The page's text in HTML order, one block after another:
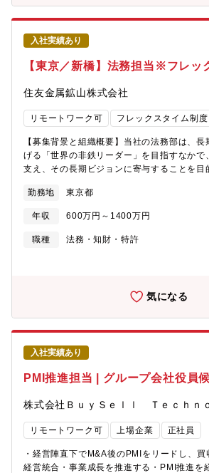
の強化に加え、AI活用、新規サービス開発、
などを通じた再成長を進めています。・各部
策は生まれている一方、それらを全社戦略・
アライアンスへ接続し、再現性ある成長モデ
能は、まだ十分に整備されていません。・現
アンは、上場企業としての事業基盤を持ちな
に向けた変革を進める「第2創業期」とも言
す。・そこで今回、経営企画機能の強化に伴
M&A/PMI・アライアンス推進機能を拡充して
ションでは、単なる企画立案やM&A実務に留
ートナーとして現場・事業・経営をつなぎ
テーマを具体的な事業・提携・M&A/PMIとし
ただきます。【組織構成】・経営企画機能の
を責任者として主導していくポジションです
当に閉じるのではなく、複数テーマを横断し
上げと事業成長へのコミットメントを期待し
フェーズに関われる■完成された組織ではな
し、推進できます。■上場企業としての事業
少数精鋭の環境で、自ら考え、仕組みを作り
めることが求められるフェーズです。【2】
ない、圧倒的な裁量■戦略立案から、事業化
アンス推進、そしてその後の成果創出まで一
ることができます。【3】経営と直結した意
営陣や事業責任者と対等に議論しながら、全
へ落とし込みます。■単なる調整役ではなく
え、現場を動かす中核・リーダーとしての役
す。【4】「ベンチャースピリット」を持っ
枠組みにとらわれず、AI×BPO時代に向けた
業・成長モデルづくりに挑戦できます。■未
織や仕組みとして形にしていく面白さがあり
入社実績あり
【東京／新橋】法務担当※フレ
住友金属鉱山株式会社
リモートワーク可 フレックスタイム制度
【募集背景と組織概要】当社の法務部は、
げる「世界の非鉄リーダー」を目指すなかで
支え、その長期ビジョンに寄与することを目
機関の運営をしたり、会社の基本的なルール
をしています。また、一方で、法務的な課題
必要に応じて弁護士に相談することなども
として、契約、訴訟のほか、商事法務、ガバ
【お任せしたい業務・業務内容】・事業サポ
ート法務（株主総会運営、株式関連業務、取
ンス、会社法内部統制、社内規程管理、印章
イアンス（コンプライアンスシステム、行動
腐敗防止、秘密情報管理、輸出管理等）【本
得られるスキル・経験】当社は、資源・製錬
コアビジネスを軸に事業をしています。その
のようなビジネス法務においては、非鉄資源
はなかなか得られない経験をする機会がある
社会の変化に対応して開発される先端材料に
す。また、株式・取締役会といった商事法務
に近いところで大手の上場企業として求めら
金商法・ガバナンスの経験を得られます。【
境）】・ほぼ全ての法務部員はフレックス制
し）を導入しており、残業時間も平均して
勤務地 東京都
年収 600万円～1400万円
職種
法務・知財・特許
気になる
入社実績あり
PMI推進担当 | グループ会社役員
株式会社ＢｕｙＳｅｌｌ Ｔｅｃｈｎ
リモートワーク可 上場企業 正社員
・経営陣直下でM&A後のPMIをリードし、
経営統合・事業成長を推進する・PMI推進を